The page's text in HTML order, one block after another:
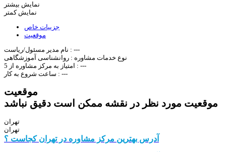
نمایش بیشتر
نمایش کمتر
جزییات خاص
موقعیت
نام مدیر مسئول/ریاست : ---
نوع خدمات مشاوره : روانشناسی آموزشگاهی
امتیاز به مرکز مشاوره از 5 : ---
ساعت شروع به کار : ---
موقعیت
موقعیت مورد نظر در نقشه ممکن است دقیق نباشد
تهران
تهران
آدرس بهترین مرکز مشاوره در تهران کجاست ؟